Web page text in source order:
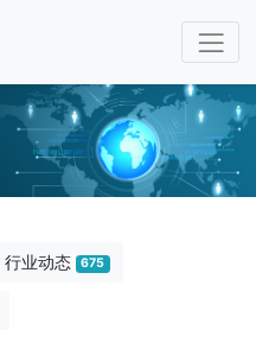
行业动态 675